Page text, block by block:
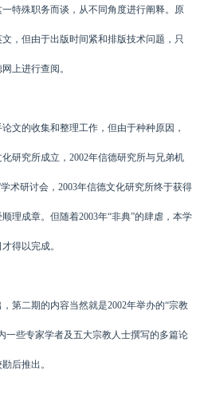
特殊职务而谈，从不同角度进行阐释。原
，但由于出版时间紧和排版技术问题，只
上进行查阅。
的收集和整理工作，但由于种种原因，
研究所成立，2002年信德研究所与兄弟机
术研讨会，2003年信德文化研究所终于获得
理成章。但随着2003年“非典”的肆虐，本学
得以完成。
二期的内容当然就是2002年举办的“宗教
一些专家学者及五大宗教人士撰写的多篇论
后推出。